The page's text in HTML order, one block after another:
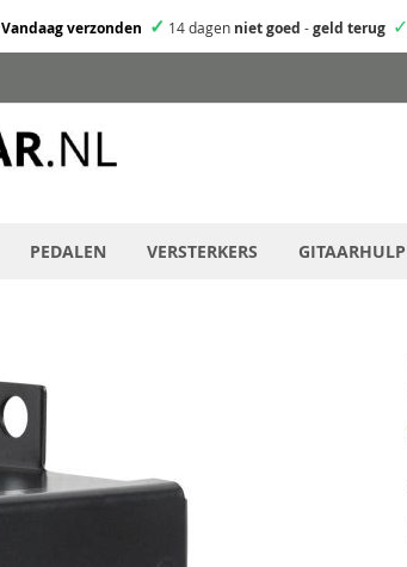
Vandaag verzonden ✓ 14 dagen niet goed -geld terug ✓
PEDALEN VERSTERKERS GITAARHULP